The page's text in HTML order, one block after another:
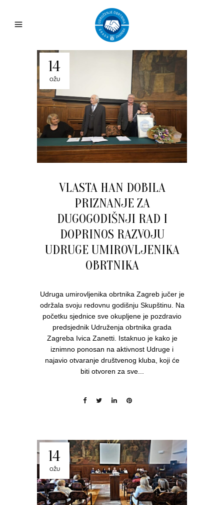
14
OŽU
VLASTA HAN DOBILA
PRIZNANJE ZA
DUGOGODIŠNJI RAD I
DOPRINOS RAZVOJU
UDRUGE UMIROVLJENIKA
OBRTNIKA
Udruga umirovljenika obrtnika Zagreb jučer je
održala svoju redovnu godišnju Skupštinu. Na
početku sjednice sve okupljene je pozdravio
predsjednik Udruženja obrtnika grada
Zagreba Ivica Zanetti. Istaknuo je kako je
iznimno ponosan na aktivnost Udruge i
najavio otvaranje društvenog kluba, koji će
biti otvoren za sve...
14
OŽU